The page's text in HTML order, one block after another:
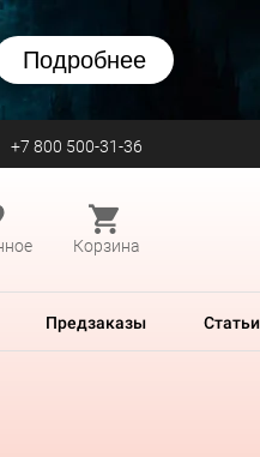
Подробнее
+7 800 500-31-36
Корзина
Предзаказы Статьи